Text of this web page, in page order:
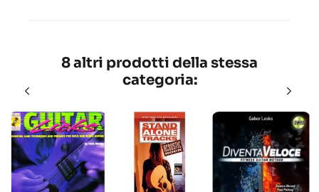
8 altri prodotti della stessa
categoria: